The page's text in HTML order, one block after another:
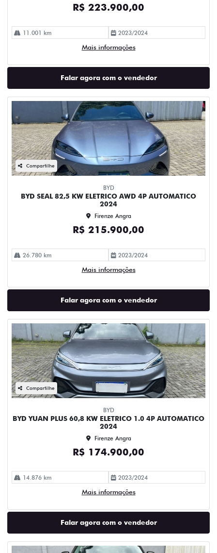
R$ 223.900,00
11.001 km 2023/2024
Mais informações
Falar agora com o vendedor
Compartilhe
BYD
BYD SEAL 82,5 KW ELETRICO AWD 4P AUTOMATICO
2024
Firenze Angra
R$ 215.900,00
26.780 km 2023/2024
Mais informações
Falar agora com o vendedor
Compartilhe
BYD
BYD YUAN PLUS 60,8 KW ELETRICO 1.0 4P AUTOMATICO
2024
Firenze Angra
R$ 174.900,00
14.876 km 2023/2024
Mais informações
Falar agora com o vendedor